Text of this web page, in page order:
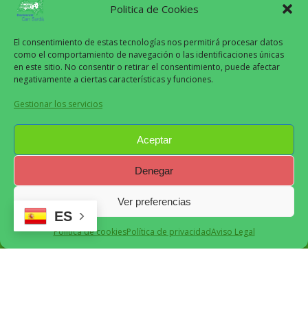
Politica de Cookies
El consentimiento de estas tecnologías nos permitirá procesar datos
como el comportamiento de navegación o las identificaciones únicas
en este sitio. No consentir o retirar el consentimiento, puede afectar
negativamente a ciertas características y funciones.
Gestionar los servicios
Aceptar
Denegar
Ver preferencias
Política de cookiesPolítica de privacidadAviso Legal
Aviso Legal
Can Sardà
2024
Recomendado
ES